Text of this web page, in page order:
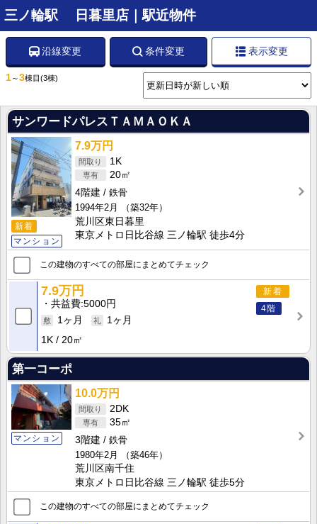
三ノ輪駅 日暮里店｜駅近物件
沿線変更 条件変更 表示変更
1～3棟目 (3棟)
サンワードパレスＴＡＭＡＯＫＡ
新着
マンション
7.9万円
1K
20㎡
4階建
鉄骨
1994年2月
（築32年）
荒川区東日暮里
東京メトロ日比谷線 三ノ輪駅 徒歩4分
この建物のすべての部屋にまとめてチェック
新着
4階
7.9万円
共益費 5000円
1ヶ月
1ヶ月
1K
20㎡
第一コーポ
マンション
10.0万円
2DK
35㎡
3階建
鉄骨
1980年2月
（築46年）
荒川区南千住
東京メトロ日比谷線 三ノ輪駅 徒歩5分
この建物のすべての部屋にまとめてチェック